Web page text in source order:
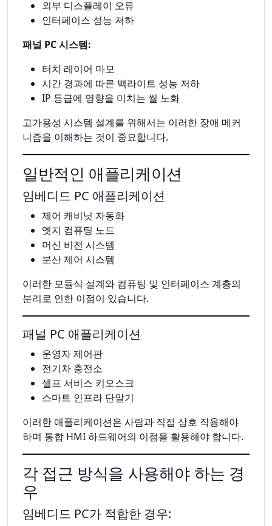
외부 디스플레이 오류
인터페이스 성능 저하
패널 PC 시스템:
터치 레이어 마모
시간 경과에 따른 백라이트 성능 저하
IP 등급에 영향을 미치는 씰 노화
고가용성 시스템 설계를 위해서는 이러한 장애 메커
니즘을 이해하는 것이 중요합니다.
일반적인 애플리케이션
임베디드 PC 애플리케이션
제어 캐비닛 자동화
엣지 컴퓨팅 노드
머신 비전 시스템
분산 제어 시스템
이러한 모듈식 설계와 컴퓨팅 및 인터페이스 계층의
분리로 인한 이점이 있습니다.
패널 PC 애플리케이션
운영자 제어판
전기차 충전소
셀프 서비스 키오스크
스마트 인프라 단말기
이러한 애플리케이션은 사람과 직접 상호 작용해야
하며 통합 HMI 하드웨어의 이점을 활용해야 합니다.
각 접근 방식을 사용해야 하는 경
우
임베디드 PC가 적합한 경우: